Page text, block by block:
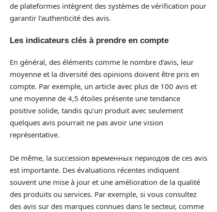
de plateformes intègrent des systèmes de vérification pour
garantir l’authenticité des avis.
Les indicateurs clés à prendre en compte
En général, des éléments comme le nombre d’avis, leur
moyenne et la diversité des opinions doivent être pris en
compte. Par exemple, un article avec plus de 100 avis et
une moyenne de 4,5 étoiles présente une tendance
positive solide, tandis qu’un produit avec seulement
quelques avis pourrait ne pas avoir une vision
représentative.
De même, la succession временных периодов de ces avis
est importante. Des évaluations récentes indiquent
souvent une mise à jour et une amélioration de la qualité
des produits ou services. Par exemple, si vous consultez
des avis sur des marques connues dans le secteur, comme